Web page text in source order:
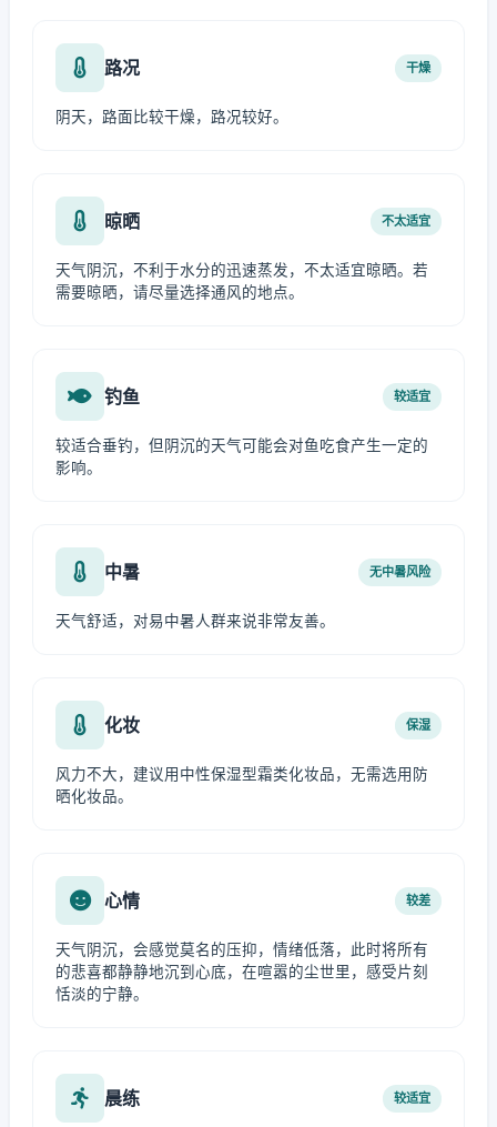
路况 干燥
阴天，路面比较干燥，路况较好。
晾晒 不太适宜
天气阴沉，不利于水分的迅速蒸发，不太适宜晾晒。若
需要晾晒，请尽量选择通风的地点。
钓鱼 较适宜
较适合垂钓，但阴沉的天气可能会对鱼吃食产生一定的
影响。
中暑 无中暑风险
天气舒适，对易中暑人群来说非常友善。
化妆 保湿
风力不大，建议用中性保湿型霜类化妆品，无需选用防
晒化妆品。
心情 较差
天气阴沉，会感觉莫名的压抑，情绪低落，此时将所有
的悲喜都静静地沉到心底，在喧嚣的尘世里，感受片刻
恬淡的宁静。
晨练 较适宜